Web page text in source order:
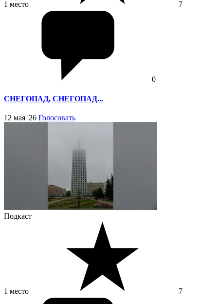
1 место 7
0
СНЕГОПАД, СНЕГОПАД...
12 мая '26 Голосовать
Подкаст
1 место 7